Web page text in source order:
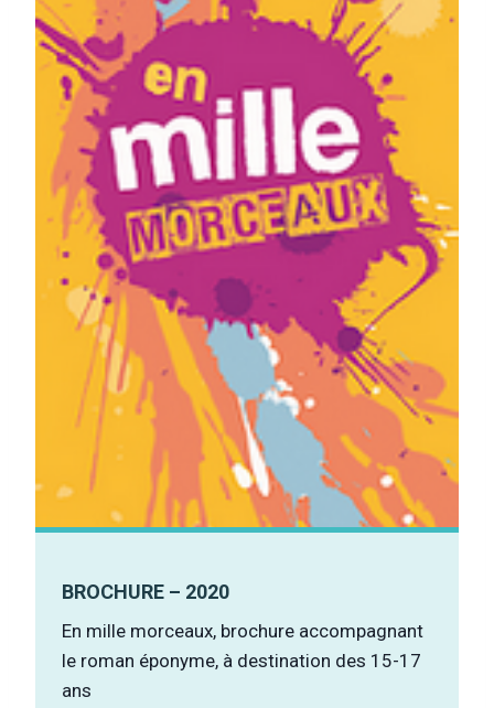
BROCHURE – 2020
En mille morceaux, brochure accompagnant
le roman éponyme, à destination des 15-17
ans